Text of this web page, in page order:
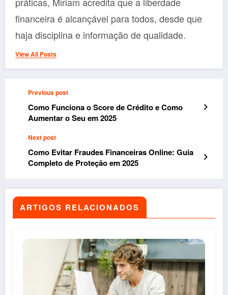
financeira é alcançável para todos, desde que
haja disciplina e informação de qualidade.
View All Posts
Previous post
Como Funciona o Score de Crédito e Como
Aumentar o Seu em 2025
Next post
Como Evitar Fraudes Financeiras Online: Guia
Completo de Proteção em 2025
ARTIGOS RELACIONADOS